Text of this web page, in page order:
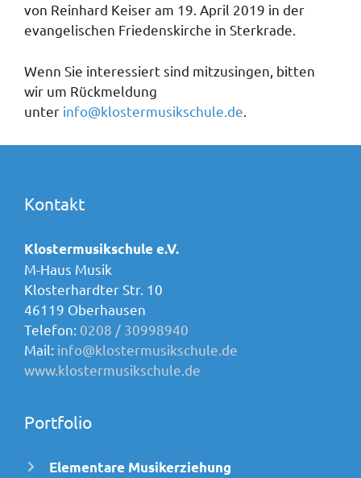
von Reinhard Keiser am 19. April 2019 in der
evangelischen Friedenskirche in Sterkrade.
Wenn Sie interessiert sind mitzusingen, bitten
wir um Rückmeldung
unter info@klostermusikschule.de
Kontakt
Klostermusikschule e.V.
M-Haus Musik
Klosterhardter Str. 10
46119 Oberhausen
Telefon: 0208 / 30998940
Mail: info@klostermusikschule.de
www.klostermusikschule.de
Portfolio
Elementare Musikerziehung